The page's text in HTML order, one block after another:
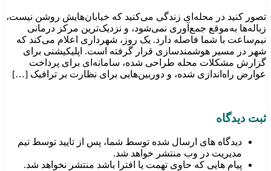
تصور کنید در محله‌ای زندگی می‌کنید که خیابان‌هایش روشن نیست،
زباله‌ها به‌موقع جمع‌آوری نمی‌شود، و نزدیک‌ترین مرکز درمانی
نیم‌ساعت با شما فاصله دارد. یک روز، شهرداری اعلام می‌کند که
شهر در مسیر هوشمندسازی قرار گرفته است. اپلیکیشنی برای
گزارش مشکلات محله طراحی شده، سامانه‌ای برای پرداخت
عوارض راه‌اندازی شده، و دوربین‌هایی برای نظارت بر ترافیک […]
ثبت دیدگاه
دیدگاه های ارسال شده توسط شما، پس از تایید توسط تیم
مدیریت در وب منتشر خواهد شد.
پیام هایی که حاوی تهمت یا افترا باشد منتشر نخواهد شد.